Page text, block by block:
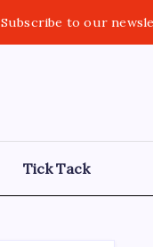
Subscribe to our
Tick ​​Tack